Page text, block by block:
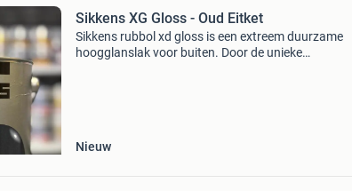
Sikkens XG Gloss - Oud Eitket
Sikkens rubbol xd gloss is een extreem duurzame
hoogglanslak voor buiten. Door de unieke
Nieuw